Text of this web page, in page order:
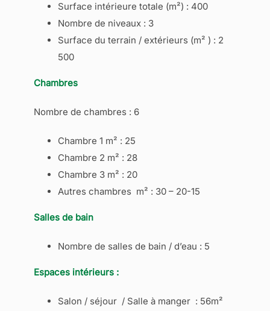
Surface intérieure totale (m²) : 400
Nombre de niveaux : 3
Surface du terrain / extérieurs (m² ) : 2
500
Chambres
Nombre de chambres : 6
Chambre 1 m² : 25
Chambre 2 m² : 28
Chambre 3 m² : 20
Autres chambres m² : 30 – 20-15
Salles de bain
Nombre de salles de bain / d’eau : 5
Espaces intérieurs :
Salon / séjour / Salle à manger : 56m²